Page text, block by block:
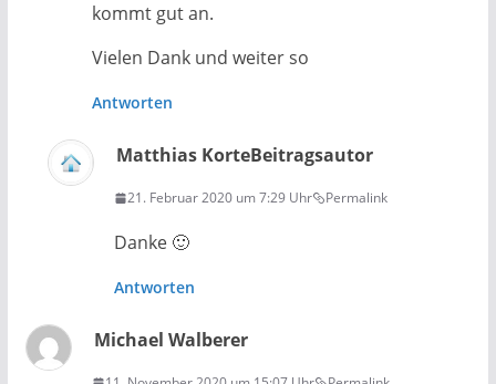
kommt gut an.
Vielen Dank und weiter so
Antworten
Matthias KorteBeitragsautor
21. Februar 2020 um 7:29 Uhr Permalink
Danke 🙂
Antworten
Michael Walberer